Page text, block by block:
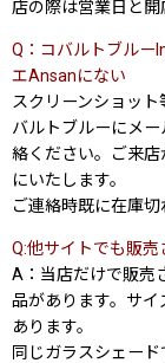
店の際は営業日と開
Q：コバルトブル
エAnsanにない
スクリーンショッ
バルトブルーにメ
絡ください。ご来
にいたします。
ご連絡時既に在庫
Q:他サイトでも販売
A：当店だけで販売
品があります。サ
あります。
同じガラスシェード